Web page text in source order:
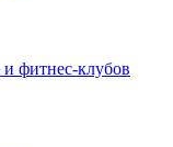
фитнес-клубов